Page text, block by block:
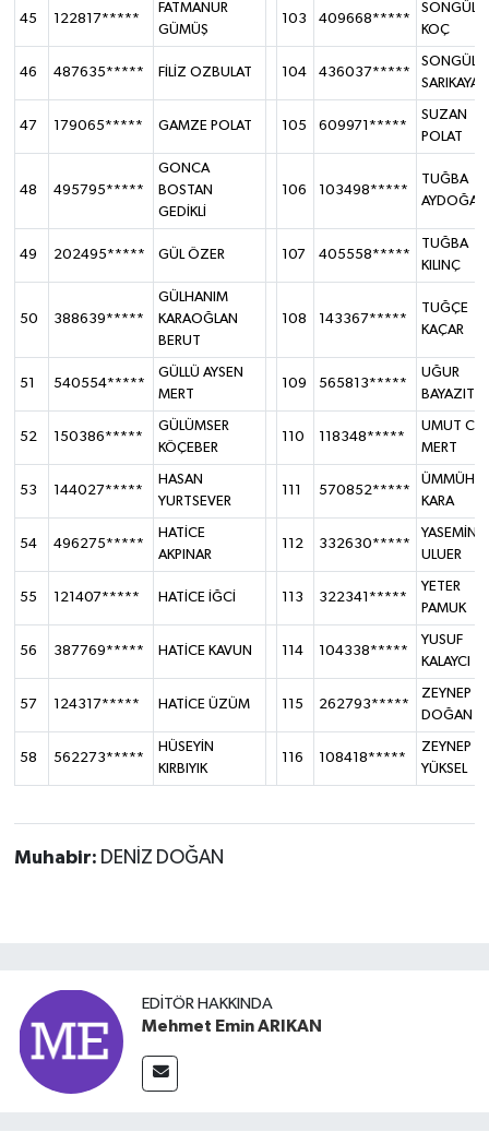
45 122817*****
FATMANUR
GÜMÜŞ
103 409668*****
SONGÜL
KOÇ
46 487635***** FİLİZ OZBULAT 104 436037*****
SONGÜL
SARIKAYA
47 179065***** GAMZE POLAT 105 609971*****
SUZAN
POLAT
48 495795*****
GONCA
BOSTAN
GEDİKLİ
106 103498*****
TUĞBA
AYDOĞAN
49 202495***** GÜL ÖZER 107 405558*****
TUĞBA
KILINÇ
50 388639*****
GÜLHANIM
KARAOĞLAN
BERUT
108 143367*****
TUĞÇE
KAÇAR
51 540554*****
GÜLLÜ AYSEN
MERT
109 565813*****
UĞUR
BAYAZIT
52 150386*****
GÜLÜMSER
KÖÇEBER
110 118348*****
UMUT
MERT
53 144027*****
HASAN
YURTSEVER
570852*****
KARA
54 496275*****
HATİCE
AKPINAR
112 332630*****
YASEMİN
ULUER
55 121407***** HATİCE İĞCİ 113 322341*****
YETER
PAMUK
56 387769***** HATİCE KAVUN 114 104338*****
YUSUF
KALAYCI
57 124317***** HATİCE ÜZÜM 115 262793*****
ZEYNEP
DOĞAN
58 562273*****
HÜSEYİN
KIRBIYIK
116 108418*****
ZEYNEP
YÜKSEL
Muhabir: DENİZ DOĞAN
EDITÖR HAKKINDA
Mehmet Emin ARIKAN